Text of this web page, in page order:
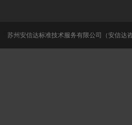
苏州安信达标准技术服务有限公司（安信达